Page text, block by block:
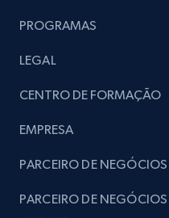
Business
YouTube - Channels
image, Name,
PROGRAMAS
LEGAL
CENTRO DE FORMAÇÃO
EMPRESA
PARCEIRO DE
PARCEIRO DE